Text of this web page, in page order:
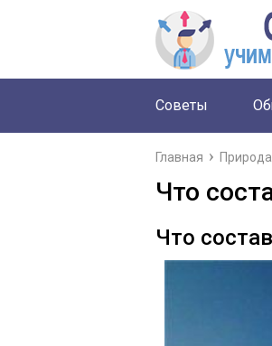
Советы
Главная Природа
Что
Что